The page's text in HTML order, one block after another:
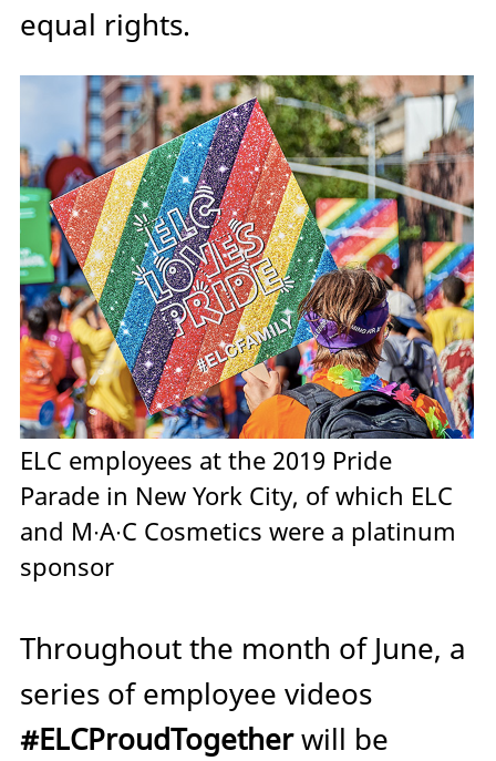
equal rights.
ELC employees at the 2019 Pride
Parade in New York City, of which ELC
and M∙A∙C Cosmetics were a platinum
sponsor
Throughout the month of June, a
series of employee videos
#ELCProudTogetherwill be